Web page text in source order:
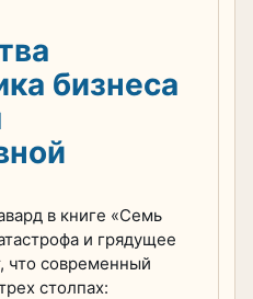
бизнеса
в книге «Семь
и грядущее
что современный
столпах: